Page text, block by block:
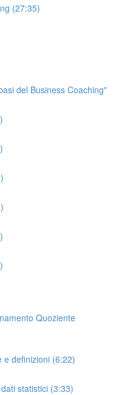
(27:35)
del Business Coaching"
Quoziente
e definizioni (6:22)
statistici (3:33)